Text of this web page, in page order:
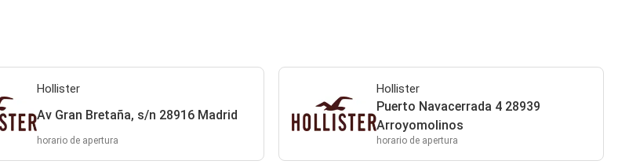
Hollister
Av Gran Bretaña, s/n 28916 Madrid
horario de apertura
Hollister
Puerto Navacerrada 4 28939
Arroyomolinos
horario de apertura